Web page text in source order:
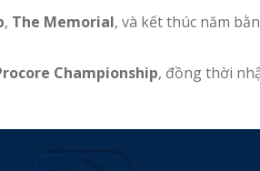
, The Memorial, và kết thúc năm
Championship, đồng thời